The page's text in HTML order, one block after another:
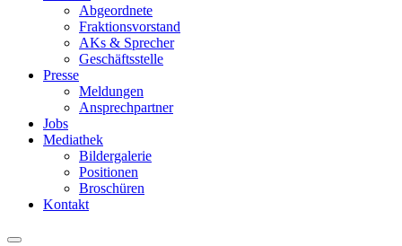
Abgeordnete
Fraktions­vorstand
AKs & Sprecher
Geschäftsstelle
Presse
Meldungen
Ansprechpartner
Jobs
Mediathek
Bildergalerie
Positionen
Broschüren
Kontakt